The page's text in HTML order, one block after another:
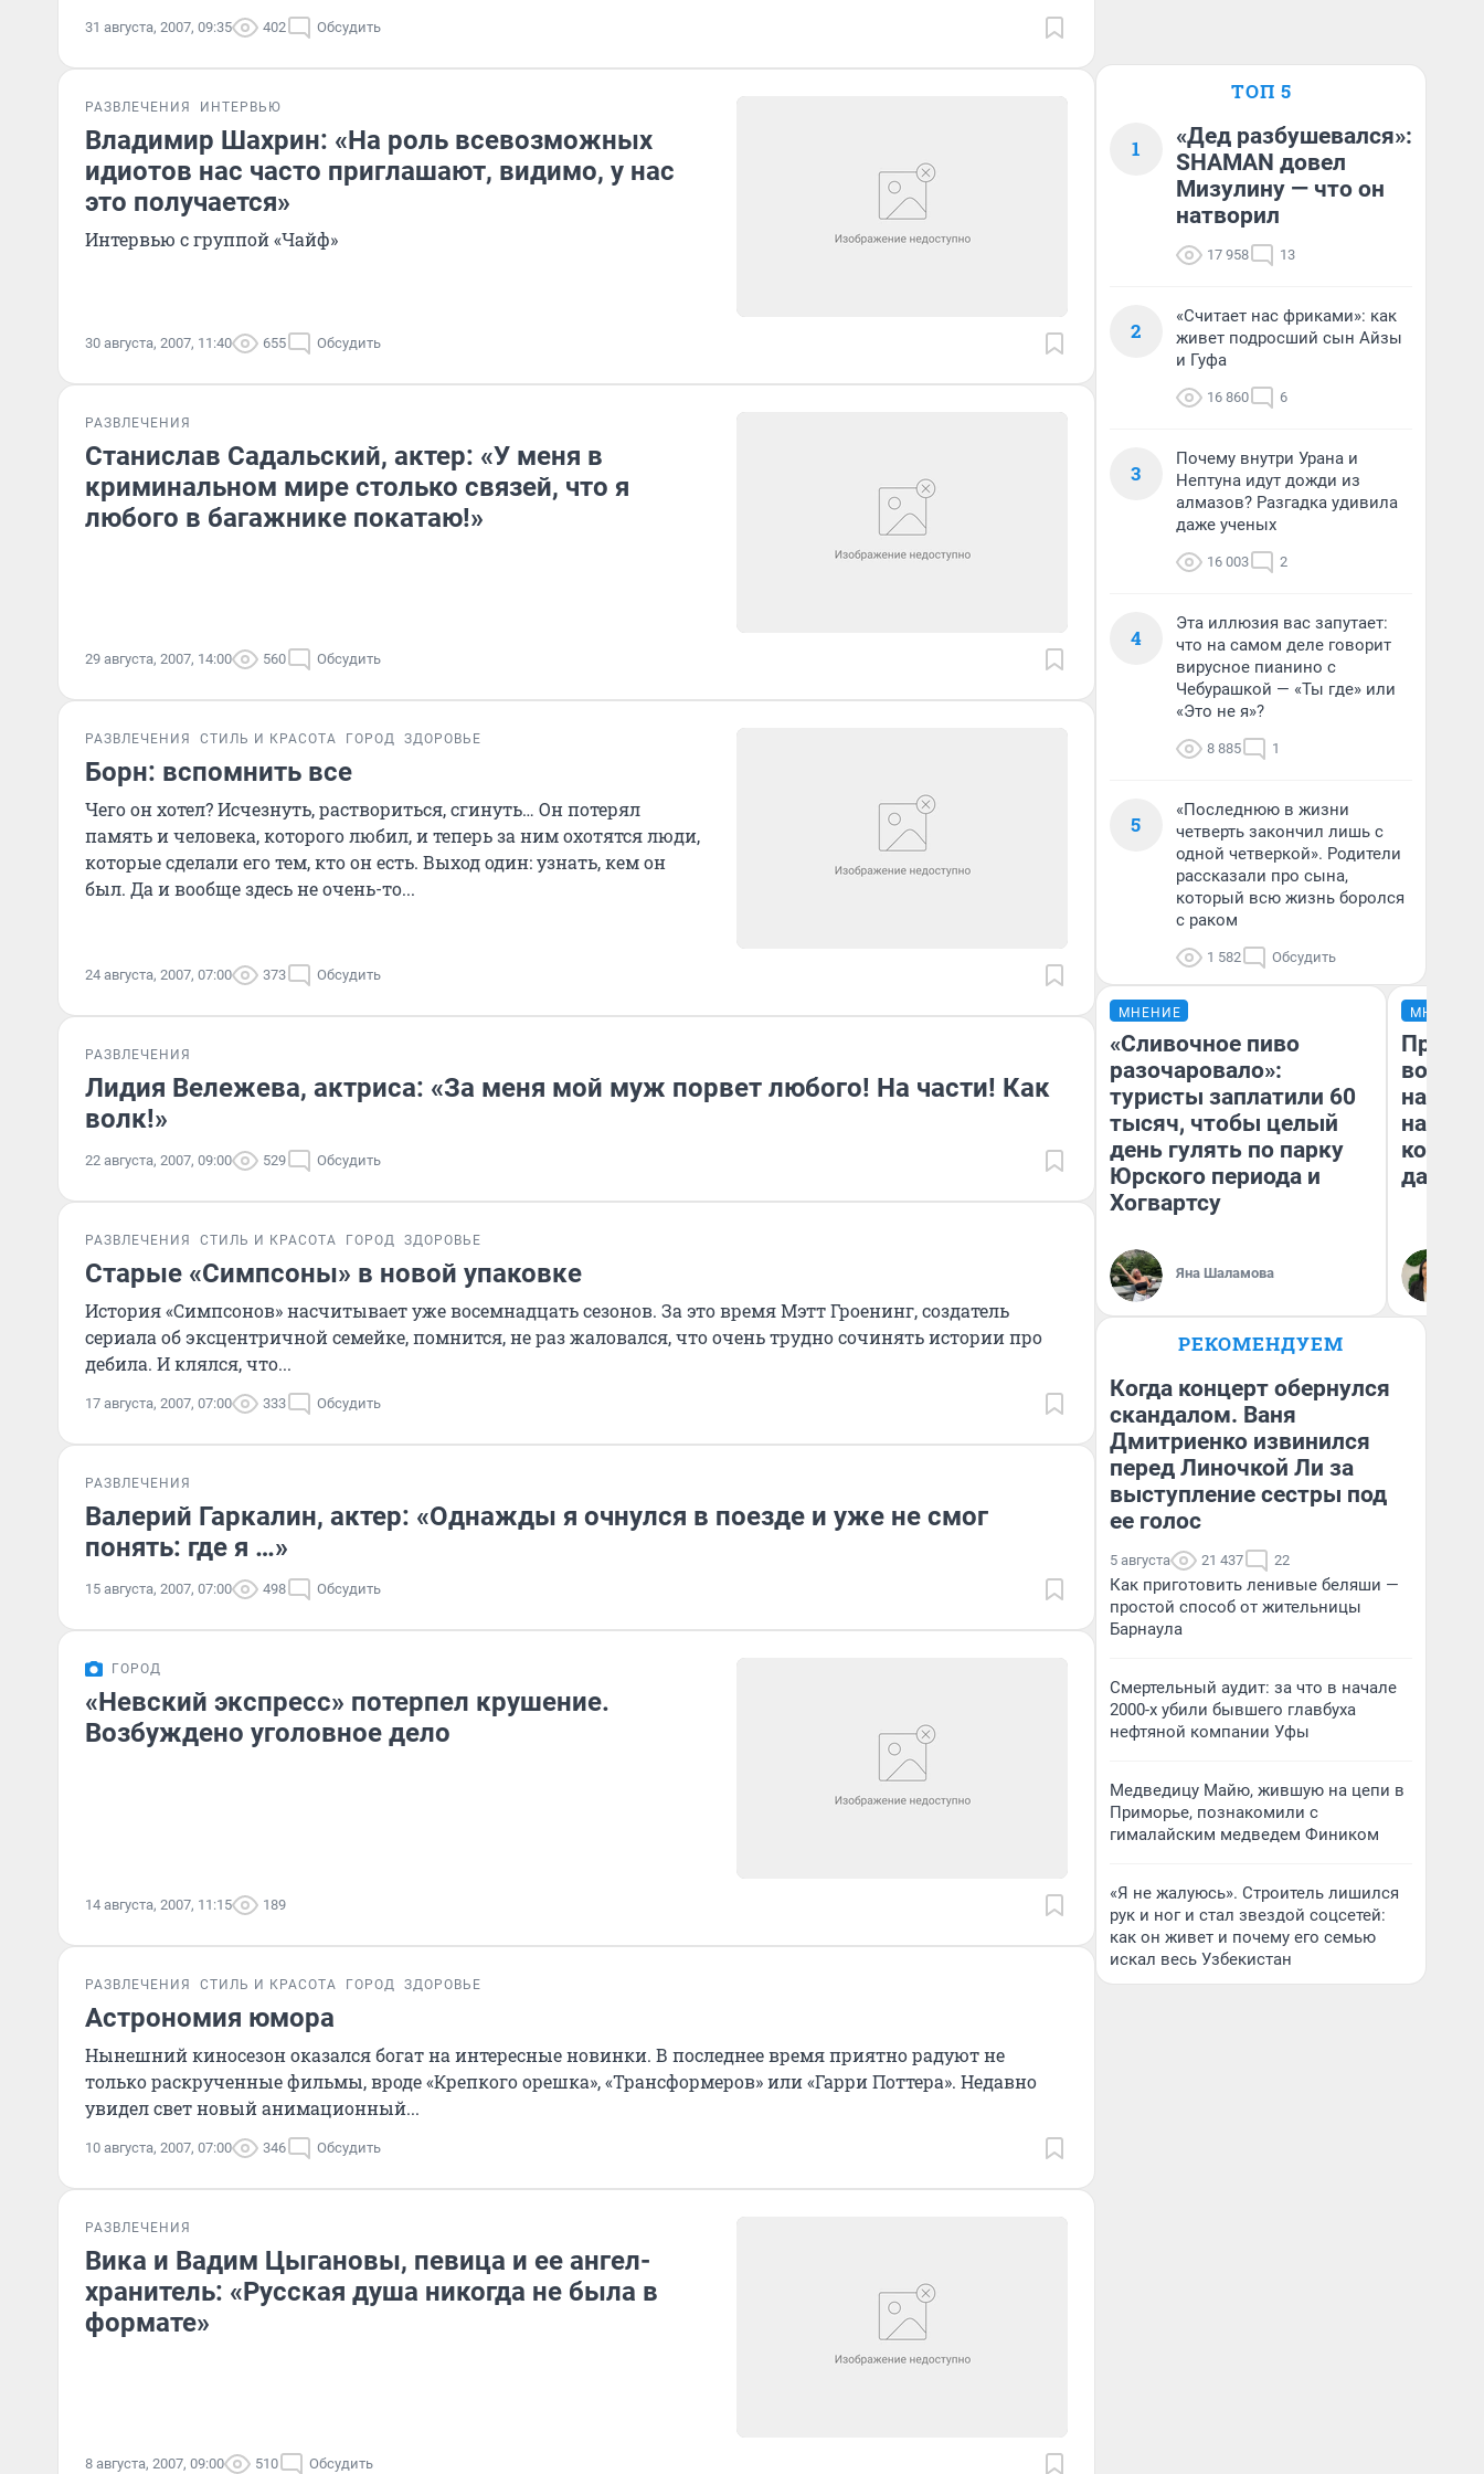
31 августа, 2007, 09:35 402 Обсудить
РАЗВЛЕЧЕНИЯ ИНТЕРВЬЮ
Владимир Шахрин: «На роль всевозможных
идиотов нас часто приглашают, видимо, у нас
это получается»
Интервью с группой «Чайф»
30 августа, 2007, 11:40 655 Обсудить
РАЗВЛЕЧЕНИЯ
Станислав Садальский, актер: «У меня в
криминальном мире столько связей, что я
любого в багажнике покатаю!»
29 августа, 2007, 14:00 560 Обсудить
РАЗВЛЕЧЕНИЯ СТИЛЬ И КРАСОТА ГОРОД ЗДОРОВЬЕ
Борн: вспомнить все
Чего он хотел? Исчезнуть, раствориться, сгинуть… Он потерял
память и человека, которого любил, и теперь за ним охотятся люди,
которые сделали его тем, кто он есть. Выход один: узнать, кем он
был. Да и вообще здесь не очень-то...
24 августа, 2007, 07:00 373 Обсудить
РАЗВЛЕЧЕНИЯ
Лидия Вележева, актриса: «За меня мой муж порвет любого! На части! Как
волк!»
22 августа, 2007, 09:00 529 Обсудить
РАЗВЛЕЧЕНИЯ СТИЛЬ И КРАСОТА ГОРОД ЗДОРОВЬЕ
Старые «Симпсоны» в новой упаковке
История «Симпсонов» насчитывает уже восемнадцать сезонов. За это время Мэтт Гроенинг, создатель
сериала об эксцентричной семейке, помнится, не раз жаловался, что очень трудно сочинять истории про
дебила. И клялся, что...
17 августа, 2007, 07:00 333 Обсудить
РАЗВЛЕЧЕНИЯ
Валерий Гаркалин, актер: «Однажды я очнулся в поезде и уже не смог
понять: где я …»
15 августа, 2007, 07:00 498 Обсудить
ГОРОД
«Невский экспресс» потерпел крушение.
Возбуждено уголовное дело
14 августа, 2007, 11:15 189
РАЗВЛЕЧЕНИЯ СТИЛЬ И КРАСОТА ГОРОД ЗДОРОВЬЕ
Астрономия юмора
Нынешний киносезон оказался богат на интересные новинки. В последнее время приятно радуют не
только раскрученные фильмы, вроде «Крепкого орешка», «Трансформеров» или «Гарри Поттера». Недавно
увидел свет новый анимационный...
10 августа, 2007, 07:00 346 Обсудить
РАЗВЛЕЧЕНИЯ
Вика и Вадим Цыгановы, певица и ее ангел-
хранитель: «Русская душа никогда не была в
формате»
8 августа, 2007, 09:00 510 Обсудить
ТОП 5
1
«Дед разбушевался»:
SHAMAN довел
Мизулину — что он
натворил
17 958 13
2
«Считает нас фриками»: как
живет подросший сын Айзы
и Гуфа
16 860 6
3
Почему внутри Урана и
Нептуна идут дожди из
алмазов? Разгадка удивила
даже ученых
16 003 2
4
Эта иллюзия вас запутает:
что на самом деле говорит
вирусное пианино с
Чебурашкой — «Ты где» или
«Это не я»?
8 885 1
5
«Последнюю в жизни
четверть закончил лишь с
одной четверкой». Родители
рассказали про сына,
который всю жизнь боролся
с раком
1 582 Обсудить
МНЕНИЕ
«Сливочное пиво
разочаровало»:
туристы заплатили 60
тысяч, чтобы целый
день гулять по парку
Юрского периода и
Хогвартсу
Яна Шаламова
МНЕНИЕ
нам
даже
РЕКОМЕНДУЕМ
Когда концерт обернулся
скандалом. Ваня
Дмитриенко извинился
перед Линочкой Ли за
выступление сестры под
ее голос
5 августа 21 437 22
Как приготовить ленивые беляши —
простой способ от жительницы
Барнаула
Смертельный аудит: за что в начале
2000-х убили бывшего главбуха
нефтяной компании Уфы
Медведицу Майю, жившую на цепи в
Приморье, познакомили с
гималайским медведем Фиником
«Я не жалуюсь». Строитель лишился
рук и ног и стал звездой соцсетей:
как он живет и почему его семью
искал весь Узбекистан